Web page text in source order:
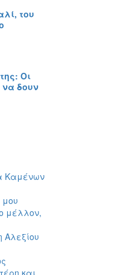
του
Οι
να δουν
Καμένων
μου
μέλλον,
και